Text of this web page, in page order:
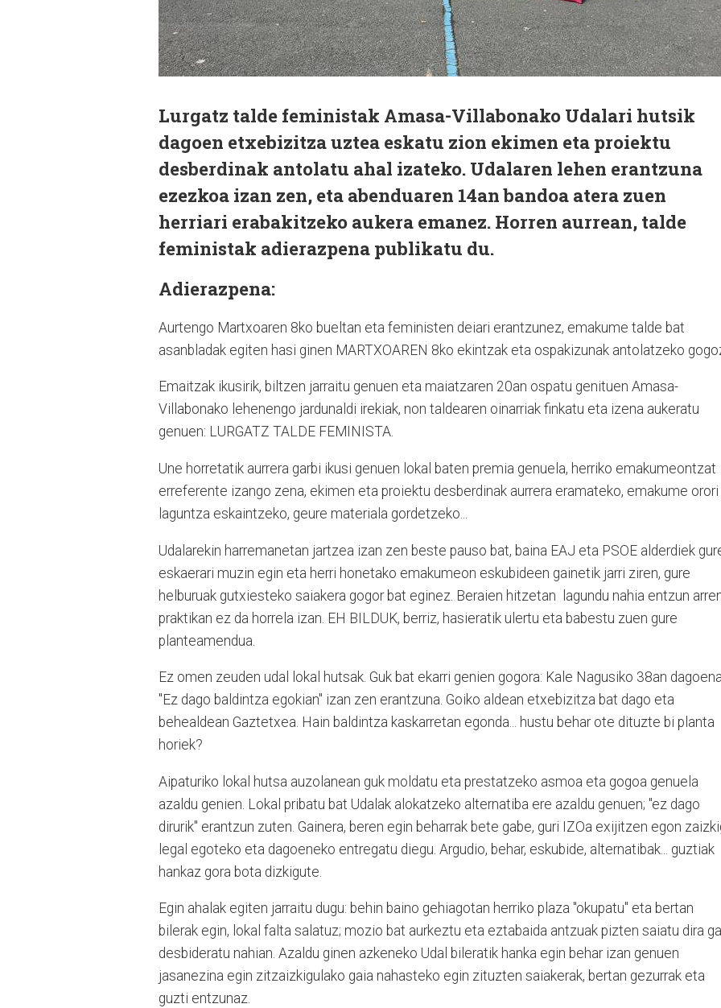
Lurgatz talde feministak Amasa-Villabonako Udalari hutsik
dagoen etxebizitza uztea eskatu zion ekimen eta proiektu
desberdinak antolatu ahal izateko. Udalaren lehen erantzuna
ezezkoa izan zen, eta abenduaren 14an bandoa atera zuen
herriari erabakitzeko aukera emanez. Horren aurrean, talde
feministak adierazpena publikatu du.
Adierazpena:
Aurtengo Martxoaren 8ko bueltan eta feministen deiari erantzunez, emakume talde bat
asanbladak egiten hasi ginen MARTXOAREN 8ko ekintzak eta ospakizunak antolatzeko
Emaitzak ikusirik, biltzen jarraitu genuen eta maiatzaren 20an ospatu genituen Amasa-
Villabonako lehenengo jardunaldi irekiak, non taldearen oinarriak finkatu eta izena aukeratu
genuen: LURGATZ TALDE FEMINISTA.
Une horretatik aurrera garbi ikusi genuen lokal baten premia genuela, herriko emakumeontzat
erreferente izango zena, ekimen eta proiektu desberdinak aurrera eramateko, emakume orori
laguntza eskaintzeko, geure materiala gordetzeko...
Udalarekin harremanetan jartzea izan zen beste pauso bat, baina EAJ eta PSOE alderdiek
eskaerari muzin egin eta herri honetako emakumeon eskubideen gainetik jarri ziren, gure
helburuak gutxiesteko saiakera gogor bat eginez. Beraien hitzetan lagundu nahia entzun
praktikan ez da horrela izan. EH BILDUK, berriz, hasieratik ulertu eta babestu zuen gure
planteamendua.
Ez omen zeuden udal lokal hutsak. Guk bat ekarri genien gogora: Kale Nagusiko 38an
"Ez dago baldintza egokian" izan zen erantzuna. Goiko aldean etxebizitza bat dago eta
behealdean Gaztetxea. Hain baldintza kaskarretan egonda... hustu behar ote dituzte bi planta
horiek?
Aipaturiko lokal hutsa auzolanean guk moldatu eta prestatzeko asmoa eta gogoa genuela
azaldu genien. Lokal pribatu bat Udalak alokatzeko alternatiba ere azaldu genuen; "ez dago
dirurik" erantzun zuten. Gainera, beren egin beharrak bete gabe, guri IZOa exijitzen egon
legal egoteko eta dagoeneko entregatu diegu. Argudio, behar, eskubide, alternatibak... guztiak
hankaz gora bota dizkigute.
Egin ahalak egiten jarraitu dugu: behin baino gehiagotan herriko plaza "okupatu" eta bertan
bilerak egin, lokal falta salatuz; mozio bat aurkeztu eta eztabaida antzuak pizten saiatu dira
desbideratu nahian. Azaldu ginen azkeneko Udal bileratik hanka egin behar izan genuen
jasanezina egin zitzaizkigulako gaia nahasteko egin zituzten saiakerak, bertan gezurrak eta
guzti entzunaz.